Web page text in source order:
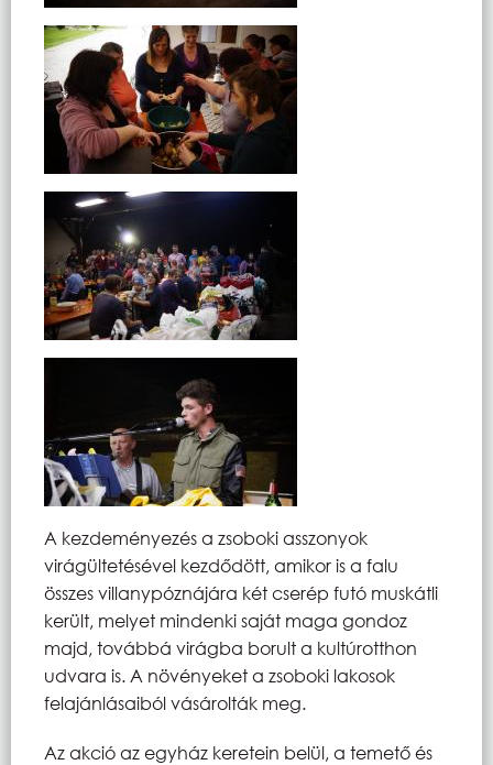
A kezdeményezés a zsoboki asszonyok
virágültetésével kezdődött, amikor is a falu
összes villanypóznájára két cserép futó muskátli
került, melyet mindenki saját maga gondoz
majd, továbbá virágba borult a kultúrotthon
udvara is. A növényeket a zsoboki lakosok
felajánlásaiból vásárolták meg.
Az akció az egyház keretein belül, a temető és